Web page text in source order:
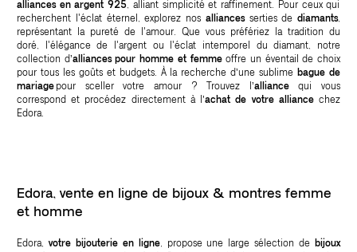
alliances en argent 925, alliant simplicité et raffinement. Pour ceux qui
recherchent l'éclat éternel, explorez nos alliancesserties de diamants,
représentant la pureté de l'amour. Que vous préfériez la tradition du
doré, l'élégance de l'argent ou l'éclat intemporel du diamant, notre
collection d’alliances pour homme et femmeoffre un éventail de choix
pour tous les goûts et budgets. À la recherche d’une sublime bague de
mariage pour sceller votre amour ? Trouvez l’alliancequi vous
correspond et procédez directement à l’achat de votre alliancechez
Edora.
Edora, vente en ligne de bijoux & montres femme
et homme
Edora, votre bijouterie en ligne, propose une large sélection de bijoux